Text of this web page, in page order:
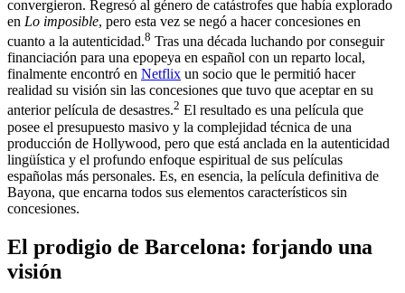
convergieron. Regresó al género de catástrofes que había explorado
en Lo imposible, pero esta vez se negó a hacer concesiones en
cuanto a la autenticidad.8 Tras una década luchando por conseguir
financiación para una epopeya en español con un reparto local,
finalmente encontró en Netflix un socio que le permitió hacer
realidad su visión sin las concesiones que tuvo que aceptar en su
anterior película de desastres.2 El resultado es una película que
posee el presupuesto masivo y la complejidad técnica de una
producción de Hollywood, pero que está anclada en la autenticidad
lingüística y el profundo enfoque espiritual de sus películas
españolas más personales. Es, en esencia, la película definitiva de
Bayona, que encarna todos sus elementos característicos sin
concesiones.
El prodigio de Barcelona: forjando una
visión